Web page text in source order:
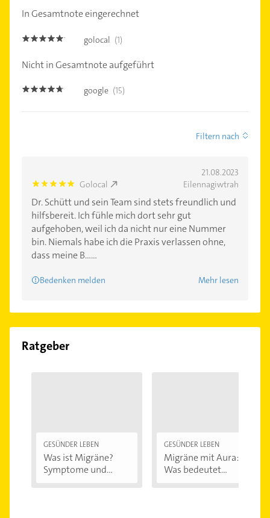
In Gesamtnote eingerechnet
5.0 golocal (1)
Nicht in Gesamtnote aufgeführt
4.6 google (15)
Filtern nach
21.08.2023
5.0 Golocal Eilennagiwtrah
Dr. Schütt und sein Team sind stets freundlich und
hilfsbereit. Ich fühle mich dort sehr gut
aufgehoben, weil ich da nicht nur eine Nummer
bin. Niemals habe ich die Praxis verlassen ohne,
dass meine B......
Bedenken melden Mehr lesen
Ratgeber
GESÜNDER LEBEN
Was ist Migräne?
Symptome und...
GESÜNDER LEBEN
Migräne mit Aura:
Was bedeutet...